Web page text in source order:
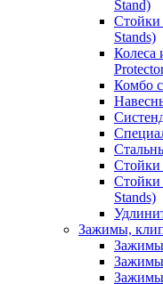
Stand)
Стойки
Stands)
Колеса
Комбо
Стойки
Стойки
Stands)
Зажимы,
Зажимы
Зажимы
Зажимы